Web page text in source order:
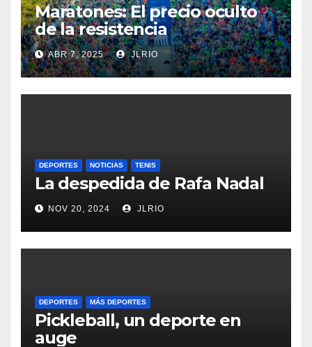
Maratones: El precio oculto
de la resistencia
ABR 7, 2025 JLRIO
DEPORTES NOTICIAS TENIS
La despedida de Rafa Nadal
NOV 20, 2024 JLRIO
DEPORTES MÁS DEPORTES
Pickleball, un deporte en
auge